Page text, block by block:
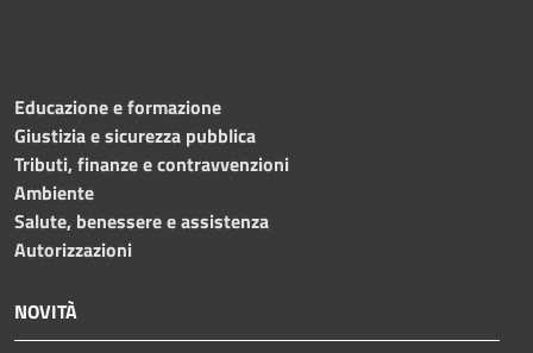
Educazione e formazione
Giustizia e sicurezza pubblica
Tributi, finanze e contravvenzioni
Ambiente
Salute, benessere e assistenza
Autorizzazioni
NOVITÀ